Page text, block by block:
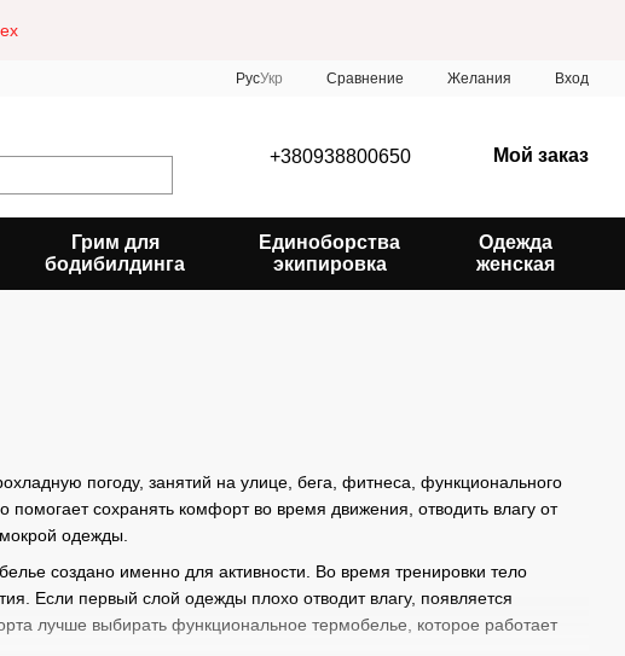
РусУкр Сравнение Желания Вход
+380938800650 Мой заказ
Грим для
бодибилдинга
Единоборства
экипировка
Одежда
женская
погоду, занятий на улице, бега, фитнеса, функционального
сохранять комфорт во время движения, отводить влагу от
одежды.
создано именно для активности. Во время тренировки тело
Если первый слой одежды плохо отводит влагу, появляется
лучше выбирать функциональное термобелье, которое работает